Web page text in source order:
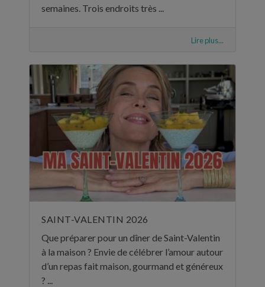
semaines. Trois endroits très ...
Lire plus...
SAINT-VALENTIN 2026
Que préparer pour un dîner de Saint-Valentin
à la maison ? Envie de célébrer l’amour autour
d’un repas fait maison, gourmand et généreux
? ...